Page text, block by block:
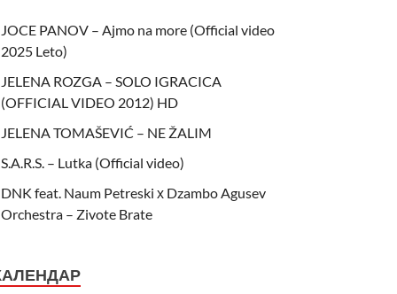
JOCE PANOV – Ajmo na more (Official video
2025 Leto)
JELENA ROZGA – SOLO IGRACICA
(OFFICIAL VIDEO 2012) HD
JELENA TOMAŠEVIĆ – NE ŽALIM
S.A.R.S. – Lutka (Official video)
DNK feat. Naum Petreski х Dzambo Agusev
Orchestra – Zivote Brate